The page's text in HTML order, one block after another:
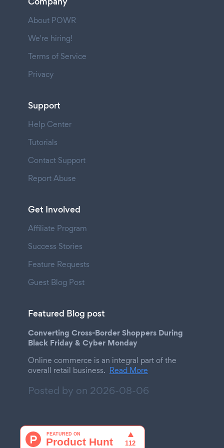
About POWR
We're hiring!
Terms of Service
Privacy
Support
Help Center
Tutorials
Contact Support
Report Abuse
Get Involved
Affiliate Program
Success Stories
Feature Requests
Guest Blog Post
Featured Blog post
Converting Cross-Border Shoppers During
Black Friday & Cyber Monday
Online commerce is an integral part of the
overall retail business. Read More
Posted by on 2026-08-06